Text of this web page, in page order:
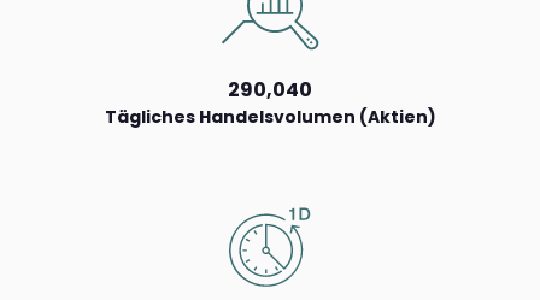
290,040
Tägliches Handelsvolumen (Aktien)